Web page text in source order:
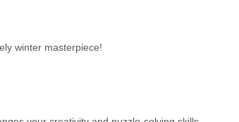
winter masterpiece!